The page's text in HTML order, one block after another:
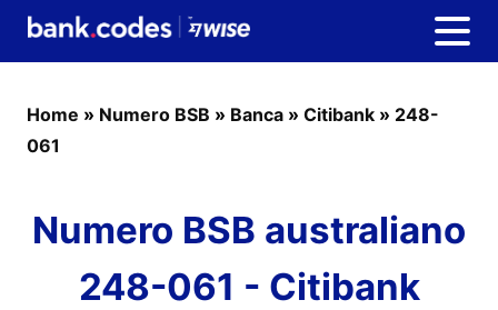
Home » Numero BSB » Banca » Citibank » 248-
061
Numero BSB australiano
248-061 - Citibank